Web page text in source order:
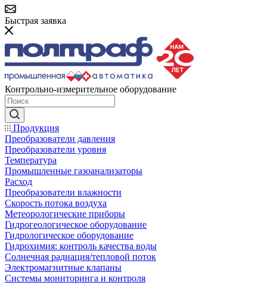
Быстрая заявка
Контрольно-измерительное оборудование
Продукция
Преобразователи давления
Преобразователи уровня
Температура
Промышленные газоанализаторы
Расход
Преобразователи влажности
Скорость потока воздуха
Метеорологические приборы
Гидрогеологическое оборудование
Гидрологическое оборудование
Гидрохимия: контроль качества воды
Солнечная радиация/тепловой поток
Электромагнитные клапаны
Системы мониторинга и контроля